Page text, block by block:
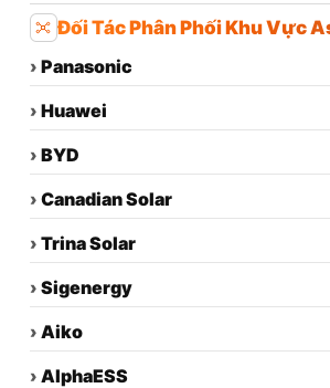
Đối Tác Phân Phối Khu Vực
› Panasonic
› Huawei
› BYD
› Canadian Solar
› Trina Solar
› Sigenergy
› Aiko
› AlphaESS